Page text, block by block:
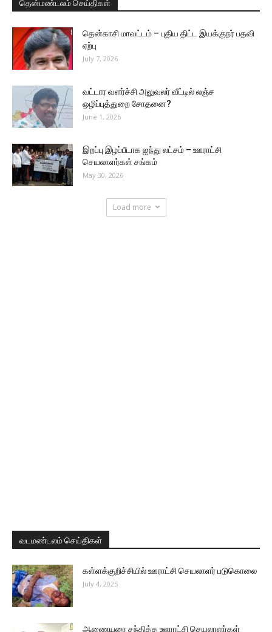
தென்மண்டலம் செய்திகள்
தென்காசி மாவட்டம் – புதிய திட்ட இயக்குநர் பதவி
ஏற்பு
July 7, 2026
வட்டார வளர்ச்சி அலுவலர் வீட்டில் லஞ்ச
ஒழிப்புத்துறை சோதனை?
June 1, 2026
இறப்பு இழப்பீடாக ஐந்து லட்சம் – ஊராட்சி
செயலாளர்கள் சங்கம்
May 30, 2026
Load more
வடமண்டலம் செய்திகள்
கள்ளக்குறிச்சியில் ஊராட்சி செயலாளர் படுகொலை
July 4, 2025
ஆணையரை சந்தித்த ஊராட்சி செயலாளர்கள்